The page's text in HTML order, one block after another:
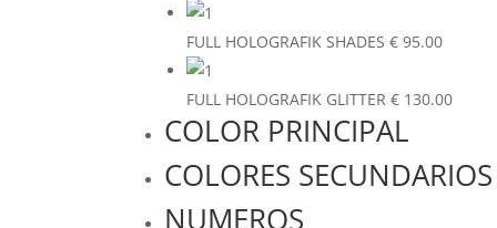
FULL HOLOGRAFIK SHADES € 95.00
FULL HOLOGRAFIK GLITTER € 130.00
COLOR PRINCIPAL
COLORES SECUNDARIOS
NUMEROS